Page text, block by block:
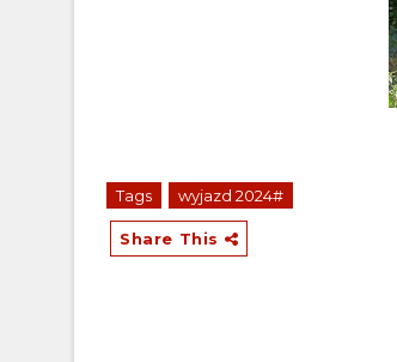
Tags wyjazd 2024#
Share This